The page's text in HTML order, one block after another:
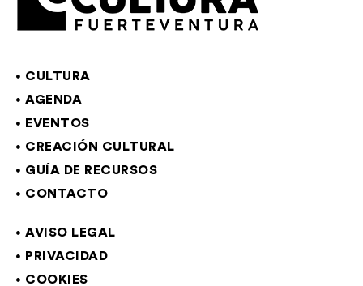
CULTURA
AGENDA
EVENTOS
CREACIÓN CULTURAL
GUÍA DE RECURSOS
CONTACTO
AVISO LEGAL
PRIVACIDAD
COOKIES